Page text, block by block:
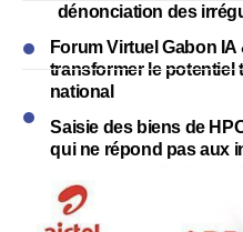
dénonciation des
Forum Virtuel Gabon
transformer le potentiel
national
Saisie des biens de
qui ne répond pas aux